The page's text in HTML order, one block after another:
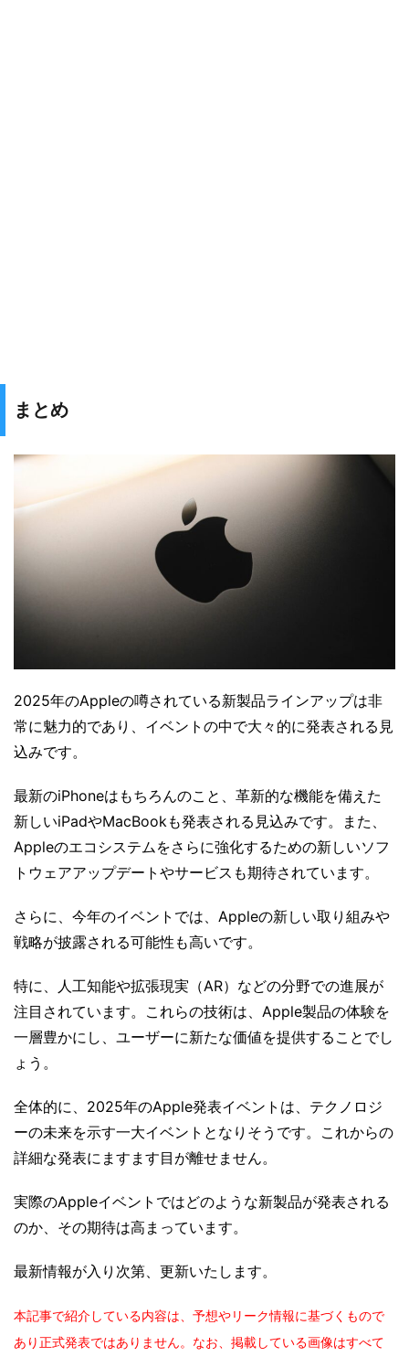
まとめ
2025年のAppleの噂されている新製品ラインアップは非
常に魅力的であり、イベントの中で大々的に発表される見
込みです。
最新のiPhoneはもちろんのこと、革新的な機能を備えた
新しいiPadやMacBookも発表される見込みです。また、
Appleのエコシステムをさらに強化するための新しいソフ
トウェアアップデートやサービスも期待されています。
さらに、今年のイベントでは、Appleの新しい取り組みや
戦略が披露される可能性も高いです。
特に、人工知能や拡張現実（AR）などの分野での進展が
注目されています。これらの技術は、Apple製品の体験を
一層豊かにし、ユーザーに新たな価値を提供することでし
ょう。
全体的に、2025年のApple発表イベントは、テクノロジ
ーの未来を示す一大イベントとなりそうです。これからの
詳細な発表にますます目が離せません。
実際のAppleイベントではどのような新製品が発表される
のか、その期待は高まっています。
最新情報が入り次第、更新いたします。
本記事で紹介している内容は、予想やリーク情報に基づくもので
あり正式発表ではありません。なお、掲載している画像はすべて